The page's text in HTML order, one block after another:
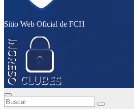
Sitio Web Oficial de FCH